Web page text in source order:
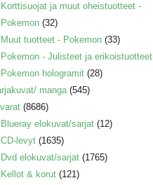
Korttisuojat ja muut oheistuotteet -
Pokemon (32)
Muut tuotteet - Pokemon (33)
Pokemon - Julisteet ja erikoistuotteet
Pokemon hologramit (28)
manga (545)
(8686)
Blueray elokuvat/sarjat (12)
CD-levyt (1635)
Dvd elokuvat/sarjat (1765)
Kellot & korut (121)